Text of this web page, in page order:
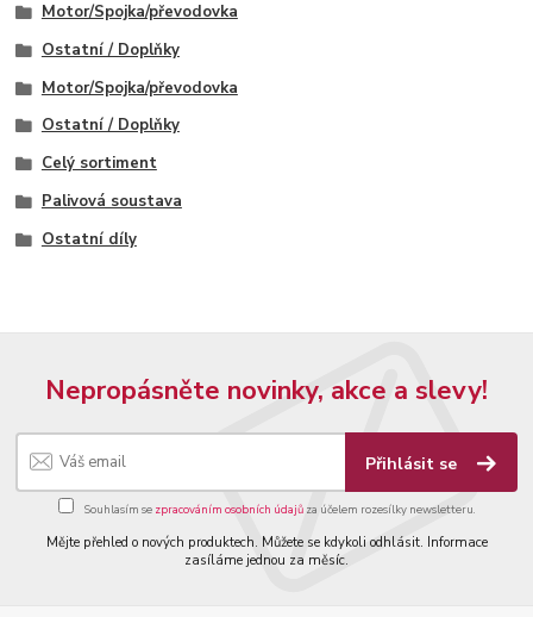
Motor/Spojka/převodovka
Ostatní / Doplňky
Motor/Spojka/převodovka
Ostatní / Doplňky
Celý sortiment
Palivová soustava
Ostatní díly
Nepropásněte novinky, akce a slevy!
Přihlásit se
Souhlasím se zpracováním osobních údajůza účelem rozesílky newsletteru.
Mějte přehled o nových produktech. Můžete se kdykoli odhlásit. Informace
zasíláme jednou za měsíc.